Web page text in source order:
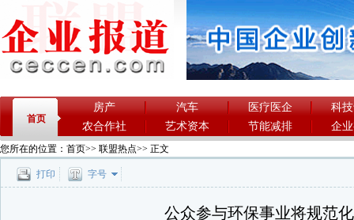
首页
房产 汽车 医疗医企
科
农合作社
艺术资本 节能减排 企
您所在的位置： 首页>> 联盟热点>> 正文
打印 字号
公众参与环保事业将规范化